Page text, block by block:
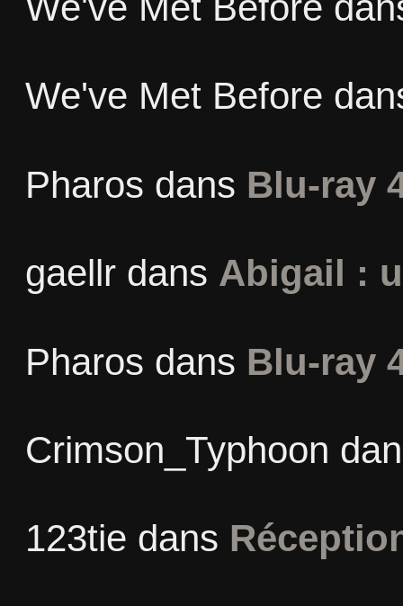
We've Met Before
Pharos dans Blu-ray
gaellrdans Abigail :
Pharos dans Blu-ray
Crimson_Typhoon
123tie dans